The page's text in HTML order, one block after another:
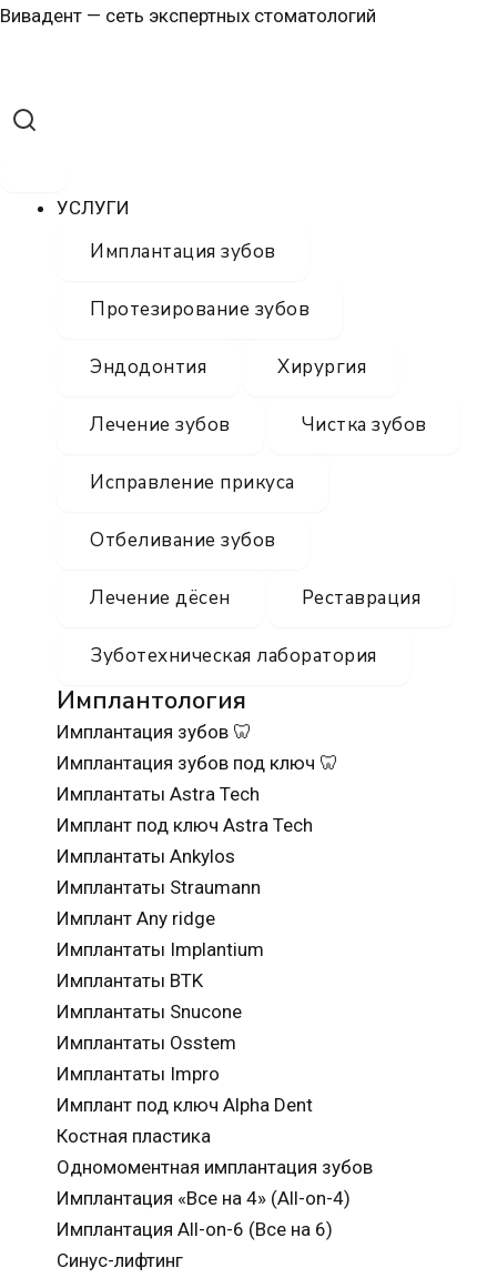
Перейти
Вивадент — сеть экспертных стоматологий
УСЛУГИ
Имплантация зубов
Протезирование зубов
Эндодонтия Хирургия
Лечение зубов Чистка зубов
Исправление прикуса
Отбеливание зубов
Лечение дёсен Реставрация
Зуботехническая лаборатория
Имплантология
Имплантация зубов 🦷
Имплантация зубов под ключ 🦷
Имплантаты Astra Tech
Имплант под ключ Astra Tech
Имплантаты Ankylos
Имплантаты Straumann
Имплант Any ridge
Имплантаты Implantium
Имплантаты BTK
Имплантаты Snucone
Имплантаты Osstem
Имплантаты Impro
Имплант под ключ Alpha Dent
Костная пластика
Одномоментная имплантация зубов
Имплантация «Все на 4» (All-on-4)
Имплантация All-on-6 (Все на 6)
Синус-лифтинг
Меню
Меню